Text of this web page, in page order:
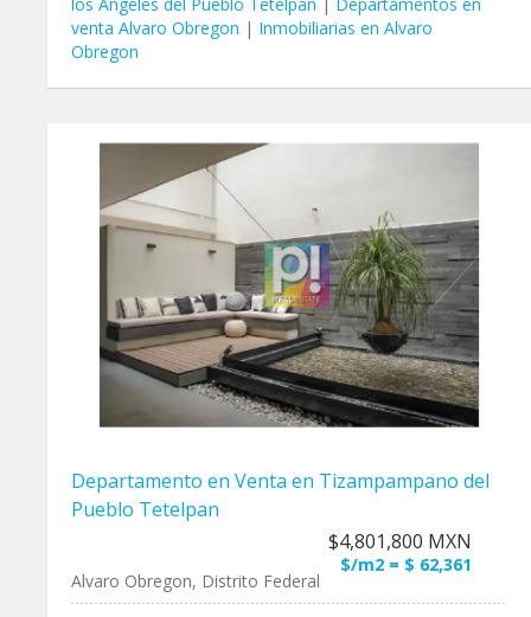
venta Alvaro Obregon | Inmobiliarias en Alvaro
Obregon
Departamento en Venta en Tizampampano del
Pueblo Tetelpan
$4,801,800 MXN
$/m2 = $ 62,361
Alvaro Obregon, Distrito Federal